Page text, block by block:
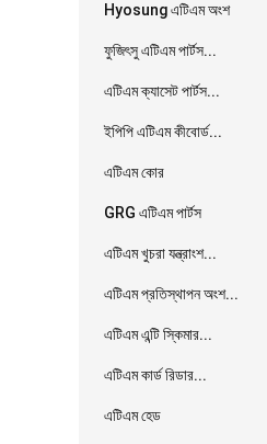
Hyosung এটিএম অংশ
ফুজিৎসু এটিএম পার্টস...
এটিএম ক্যাসেট পার্টস...
ইপিপি এটিএম কীবোর্ড...
এটিএম কোর
GRG এটিএম পার্টস
এটিএম খুচরা যন্ত্রাংশ...
এটিএম প্রতিস্থাপন অংশ...
এটিএম এন্টি স্কিমার...
এটিএম কার্ড রিডার...
এটিএম হেড